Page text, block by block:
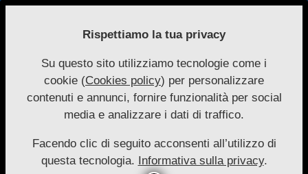
Skip
Nuove
Autonomie
Primary
Navigation
Menu
Guella
Archivio
Rispettiamo la tua privacy
Su questo sito utilizziamo tecnologie come i
cookie (Cookies policy) per personalizzare
contenuti e annunci, fornire funzionalità per social
media e analizzare i dati di traffico.
Facendo clic di seguito acconsenti all’utilizzo di
questa tecnologia. Informativa sulla privacy.